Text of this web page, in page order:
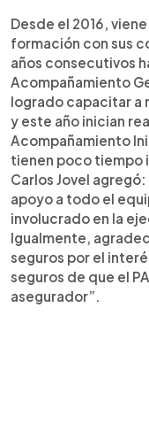
Desde el 2016,
formación con sus
años consecutivos
Acompañamiento
logrado capacitar a
y este año inician
Acompañamiento
tienen poco tiempo
Carlos Jovel
apoyo a todo el
involucrado en la
Igualmente,
seguros por el
seguros de que el
asegurador”.